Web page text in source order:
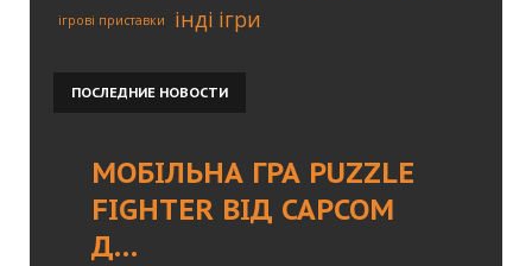
ігрові приставки інді ігри
ПОСЛЕДНИЕ НОВОСТИ
МОБІЛЬНА ГРА PUZZLE
FIGHTER ВІД CAPCOM
Д…